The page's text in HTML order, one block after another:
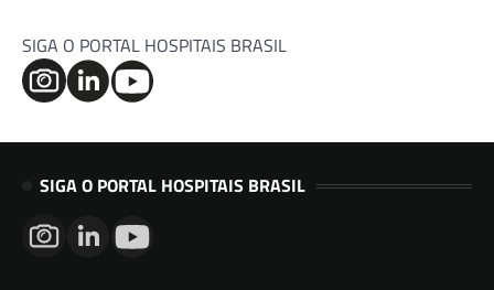
SIGA O PORTAL HOSPITAIS BRASIL
SIGA O PORTAL HOSPITAIS BRASIL